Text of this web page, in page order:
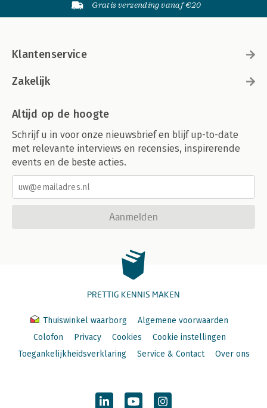
Gratis verzending vanaf €20
Klantenservice
Zakelijk
Altijd op de hoogte
Schrijf u in voor onze nieuwsbrief en blijf up-to-date
met relevante interviews en recensies, inspirerende
events en de beste acties.
Aanmelden
PRETTIG KENNIS MAKEN
Thuiswinkel waarborg
Algemene voorwaarden
Colofon
Privacy Cookies
Cookie instellingen
Toegankelijkheidsverklaring
Service & Contact Over ons